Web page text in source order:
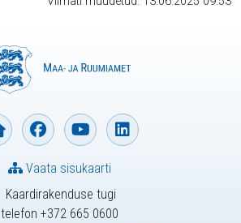
Kaardirakenduse tugi
telefon +372 665 0600
Vaata sisukaarti